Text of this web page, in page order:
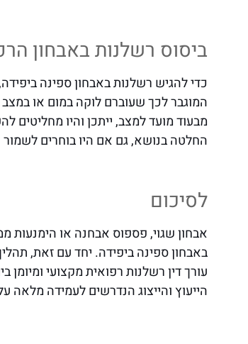
ביסוס רשלנות באבחון
כדי להגיש רשלנות באבחון ספינה
המוגבר לכך שעוברם לוקה במום או במצב
מבעוד מועד למצב, ייתכן והיו
החלטה בנושא, גם אם היו בוחרים
לסיכום
אבחון שגוי, פספוס אבחנה או הימנעות
באבחון ספינה ביפידה. יחד עם זאת,
עורך דין רשלנות רפואית מקצועי
הייעוץ והייצוג הנדרשים לעמידה מלאה